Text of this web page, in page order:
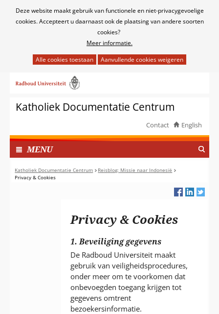
Cookies
Deze website maakt gebruik van functionele en niet-privacygevoelige
cookies. Accepteert u daarnaast ook de plaatsing van andere soorten
cookies?
Meer informatie.
het
van
cookies
deze
website
worden
toegestaan
of
naar
inhoudKatholiek Documentatie Centrum
Contact English
MENUI
N
G
E
Katholiek Documentatie Centrum
Reisblog: Missie naar Indonesië
Privacy & Cookies
Privacy & Cookies
1. Beveiliging gegevens
De Radboud Universiteit maakt
gebruik van veiligheidsprocedures,
onder meer om te voorkomen dat
onbevoegden toegang krijgen tot
gegevens omtrent
bezoekersinformatie.